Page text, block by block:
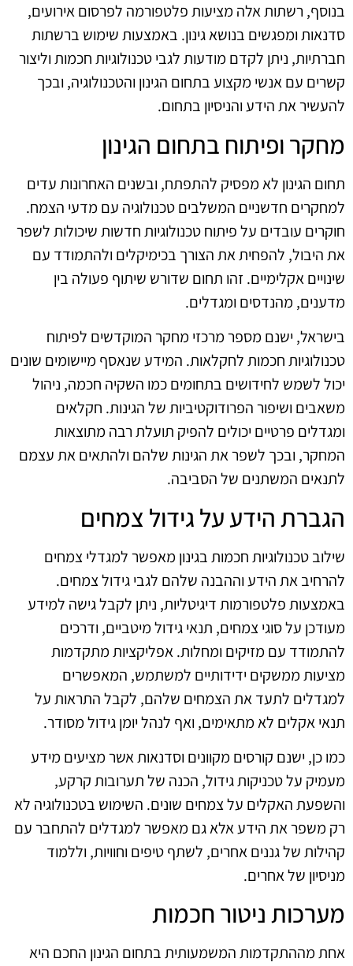
בנוסף, רשתות אלה מציעות פלטפורמה לפרסום אירועים,
סדנאות ומפגשים בנושא גינון. באמצעות שימוש ברשתות
חברתיות, ניתן לקדם מודעות לגבי טכנולוגיות חכמות וליצור
קשרים עם אנשי מקצוע בתחום הגינון והטכנולוגיה, ובכך
להעשיר את הידע והניסיון בתחום.
מחקר ופיתוח בתחום הגינון
תחום הגינון לא מפסיק להתפתח, ובשנים האחרונות עדים
למחקרים חדשניים המשלבים טכנולוגיה עם מדעי הצמח.
חוקרים עובדים על פיתוח טכנולוגיות חדשות שיכולות לשפר
את היבול, להפחית את הצורך בכימיקלים ולהתמודד עם
שינויים אקלימיים. זהו תחום שדורש שיתוף פעולה בין
מדענים, מהנדסים ומגדלים.
בישראל, ישנם מספר מרכזי מחקר המוקדשים לפיתוח
טכנולוגיות חכמות לחקלאות. המידע שנאסף מיישומים שונים
יכול לשמש לחידושים בתחומים כמו השקיה חכמה, ניהול
משאבים ושיפור הפרודוקטיביות של הגינות. חקלאים
ומגדלים פרטיים יכולים להפיק תועלת רבה מתוצאות
המחקר, ובכך לשפר את הגינות שלהם ולהתאים את עצמם
לתנאים המשתנים של הסביבה.
הגברת הידע על גידול צמחים
שילוב טכנולוגיות חכמות בגינון מאפשר למגדלי צמחים
להרחיב את הידע וההבנה שלהם לגבי גידול צמחים.
באמצעות פלטפורמות דיגיטליות, ניתן לקבל גישה למידע
מעודכן על סוגי צמחים, תנאי גידול מיטביים, ודרכים
להתמודד עם מזיקים ומחלות. אפליקציות מתקדמות
מציעות ממשקים ידידותיים למשתמש, המאפשרים
למגדלים לתעד את הצמחים שלהם, לקבל התראות על
תנאי אקלים לא מתאימים, ואף לנהל יומן גידול מסודר.
כמו כן, ישנם קורסים מקוונים וסדנאות אשר מציעים מידע
מעמיק על טכניקות גידול, הכנה של תערובות קרקע,
והשפעת האקלים על צמחים שונים. השימוש בטכנולוגיה לא
רק משפר את הידע אלא גם מאפשר למגדלים להתחבר עם
קהילות של גננים אחרים, לשתף טיפים וחוויות, וללמוד
מניסיון של אחרים.
מערכות ניטור חכמות
אחת מההתקדמות המשמעותית בתחום הגינון החכם היא